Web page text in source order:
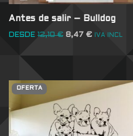
Antes de salir – Bulldog
DESDE 12,10€ 8,47 € IVA INCL
OFERTA